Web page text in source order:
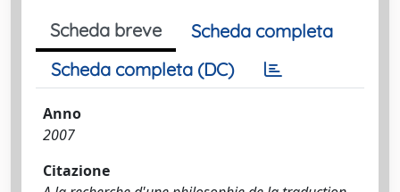
Scheda breve
Scheda completa
Scheda completa (DC)
Anno
2007
Citazione